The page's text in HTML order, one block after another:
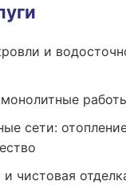
и
сети:
чистовая